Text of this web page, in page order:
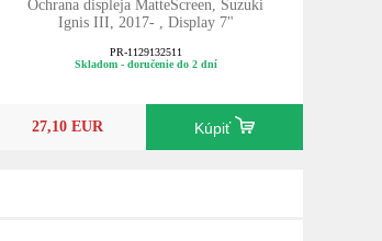
Ochrana displeja MatteScreen, Suzuki
Ignis III, 2017- , Display 7"
PR-1129132511
Skladom - doručenie do 2 dní
27,10 EUR Kúpiť